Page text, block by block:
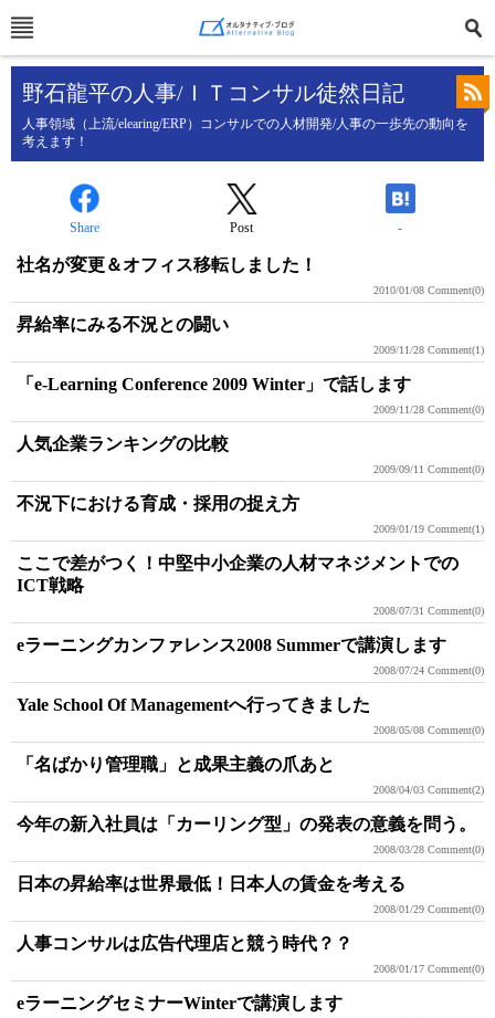
野石龍平の人事/ＩＴコンサル徒然日記
人事領域（上流/elearing/ERP）コンサルでの人材開発/人事の一歩先の動向を
考えます！
Share Post -
社名が変更＆オフィス移転しました！
2010/01/08 Comment(0)
昇給率にみる不況との闘い
2009/11/28 Comment(1)
「e-Learning Conference 2009 Winter」で話します
2009/11/28 Comment(0)
人気企業ランキングの比較
2009/09/11 Comment(0)
不況下における育成・採用の捉え方
2009/01/19 Comment(1)
ここで差がつく！中堅中小企業の人材マネジメントでの
ICT戦略
2008/07/31 Comment(0)
eラーニングカンファレンス2008 Summerで講演します
2008/07/24 Comment(0)
Yale School Of Managementへ行ってきました
2008/05/08 Comment(0)
「名ばかり管理職」と成果主義の爪あと
2008/04/03 Comment(2)
今年の新入社員は「カーリング型」の発表の意義を問う。
2008/03/28 Comment(0)
日本の昇給率は世界最低！日本人の賃金を考える
2008/01/29 Comment(0)
人事コンサルは広告代理店と競う時代？？
2008/01/17 Comment(0)
eラーニングセミナーWinterで講演します